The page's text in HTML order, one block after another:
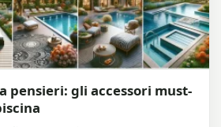
pensieri: gli accessori must-